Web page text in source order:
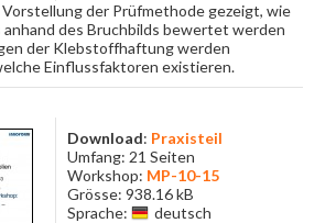
der Prüfmethode gezeigt, wie
anhand des Bruchbilds bewertet werden
der Klebstoffhaftung werden
Einflussfaktoren existieren.
Download: Praxisteil
Umfang: 21 Seiten
Workshop: MP-10-15
Grösse: 938.16 kB
Sprache:
deutsch